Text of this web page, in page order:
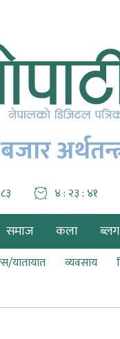
बजार
४ : २३ : ४२
समाज कला ब्लग
यातायात व्यवसाय